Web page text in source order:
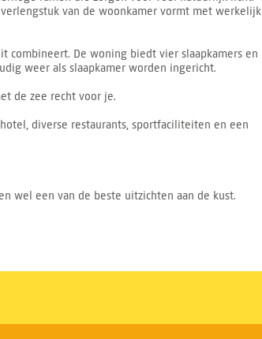
van de woonkamer vormt met werkelijk
combineert. De woning biedt vier slaapkamers en
weer als slaapkamer worden ingericht.
de zee recht voor je.
diverse restaurants, sportfaciliteiten en een
wel een van de beste uitzichten aan de kust.